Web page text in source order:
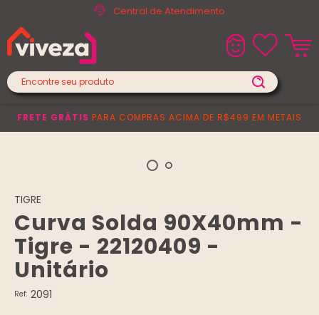
Central de Atendimento
FRETE GRÁTIS PARA COMPRAS ACIMA DE R$499 EM METAIS
TIGRE
Curva Solda 90X40mm -
Tigre - 22120409 -
Unitário
Ref: 2091